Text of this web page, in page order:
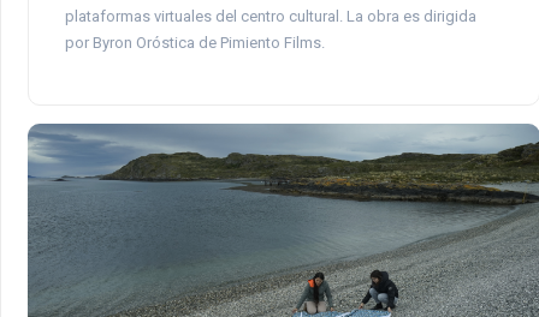
plataformas virtuales del centro cultural. La obra es dirigida
por Byron Oróstica de Pimiento Films.